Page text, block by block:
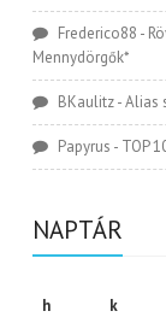
Frederico88 -
Mennydörgők*
BKaulitz-Alias
Papyrus - TOP
NAPTÁR
h
k